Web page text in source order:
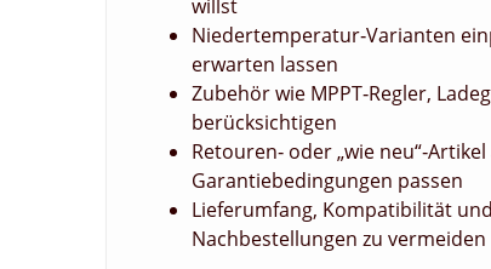
willst
Niedertemperatur‑Varianten
erwarten lassen
Zubehör wie MPPT‑Regler,
berücksichtigen
Retouren‑ oder „wie
Garantiebedingungen passen
Lieferumfang, Kompatibilität
Nachbestellungen zu vermeiden